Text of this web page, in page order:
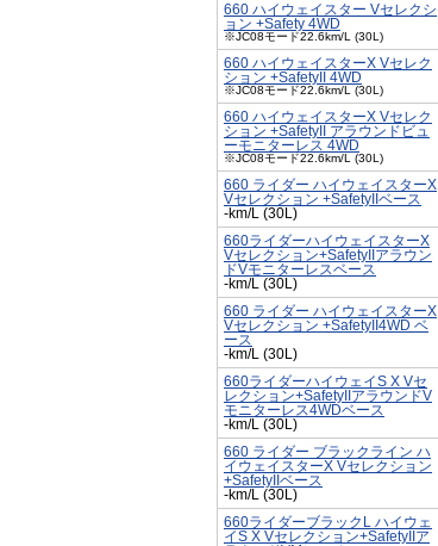
660 ハイウェイスター Vセレクシ
ョン +Safety 4WD
※JC08モード22.6km/L (30L)
660 ハイウェイスターX Vセレク
ション +SafetyII 4WD
※JC08モード22.6km/L (30L)
660 ハイウェイスターX Vセレク
ション +SafetyII アラウンドビュ
ーモニターレス 4WD
※JC08モード22.6km/L (30L)
660 ライダー ハイウェイスターX
Vセレクション +SafetyIIベース
-km/L (30L)
660ライダーハイウェイスターX
Vセレクション+SafetyIIアラウン
ドVモニターレスベース
-km/L (30L)
660 ライダー ハイウェイスターX
Vセレクション +SafetyII4WD ベ
ース
-km/L (30L)
660ライダーハイウェイS X Vセ
レクション+SafetyIIアラウンドV
モニターレス4WDベース
-km/L (30L)
660 ライダー ブラックライン ハ
イウェイスターX Vセレクション
+SafetyIIベース
-km/L (30L)
660ライダーブラックL ハイウェ
イS X Vセレクション+SafetyIIア